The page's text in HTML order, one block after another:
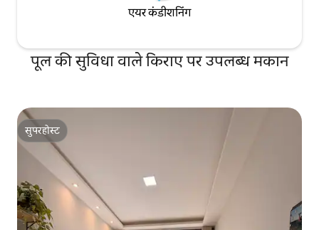
एयर कंडीशनिंग
पूल की सुविधा वाले किराए पर उपलब्ध मकान
सुपरहोस्ट
सुपरहोस्ट